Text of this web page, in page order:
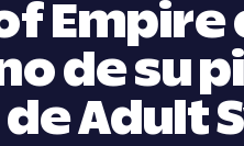
Empire
de su
Adult